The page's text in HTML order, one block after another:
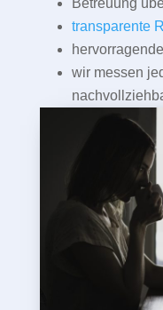
transparente
wir messen